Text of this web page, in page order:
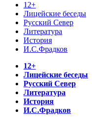
12+
Лицейские беседы
Русский Север
Литература
История
И.С.Фрадков
12+
Лицейские беседы
Русский Север
Литература
История
И.С.Фрадков